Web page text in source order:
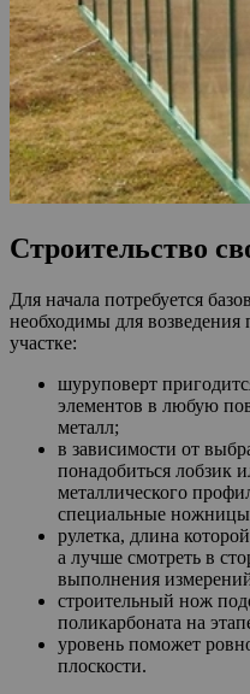
Строительство
Для начала потребуется
необходимы для возведения
участке:
шуруповерт
элементов в любую
металл;
в зависимости от
понадобиться лобзик
металлического
специальные
рулетка, длина
а лучше смотреть в
выполнения
строительный нож
поликарбоната на
уровень поможет
плоскости.